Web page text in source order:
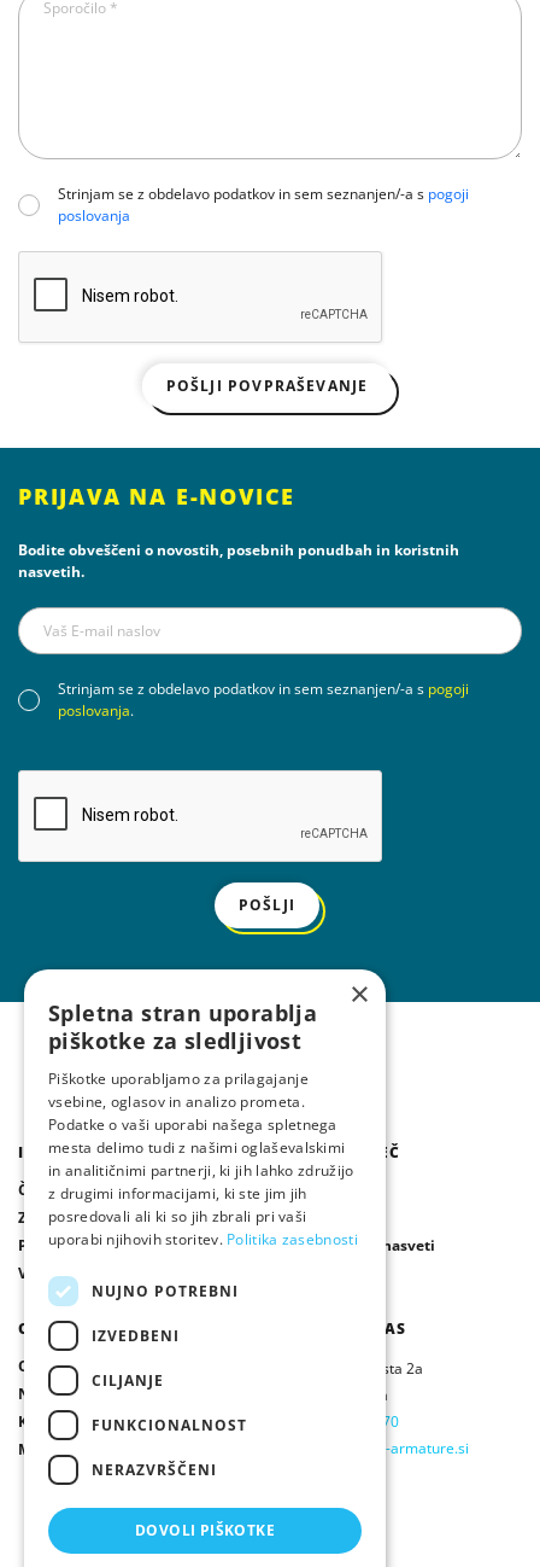
Strinjam se z obdelavo podatkov in sem seznanjen/-a s pogoji
poslovanja
POŠLJI POVPRAŠEVANJE
PRIJAVA NA E-NOVICE
Bodite obveščeni o novostih, posebnih ponudbah in koristnih
nasvetih.
Strinjam se z obdelavo podatkov in sem seznanjen/-a s pogoji
poslovanja.
POŠLJI
IZDELKI
Čistilne naprave / Greznice
Zbiralniki deževnice
Ponikalni sistemi
Vsi izdelki
IZVEDITE VEČ
Publikacije
Novice
Vprašanja in nasveti
O NAS
O nas
Naši partnerji
Kontakt
Mnenja strank
OBIŠČITE NAS
Ljubljanska cesta 2a
Ivančna Gorica
01 / 78 69 270
info@armex-armature.si
×
Spletna stran uporablja
piškotke za sledljivost
Piškotke uporabljamo za prilagajanje
vsebine, oglasov in analizo prometa.
Podatke o vaši uporabi našega spletnega
mesta delimo tudi z našimi oglaševalskimi
in analitičnimi partnerji, ki jih lahko združijo
z drugimi informacijami, ki ste jim jih
posredovali ali ki so jih zbrali pri vaši
uporabi njihovih storitev. Politika zasebnosti
NUJNO POTREBNI
IZVEDBENI
CILJANJE
FUNKCIONALNOST
NERAZVRŠČENI
DOVOLI PIŠKOTKE